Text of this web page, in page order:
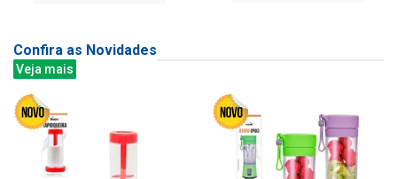
Confira as Novidades
Veja mais